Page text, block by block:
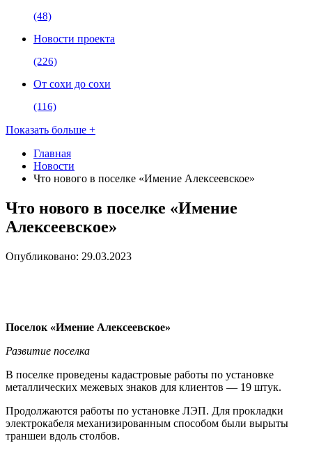
(48)
Новости проекта
(226)
От сохи до сохи
(116)
Показать больше +
Главная
Новости
Что нового в поселке «Имение Алексеевское»
Что нового в поселке «Имение
Алексеевское»
Опубликовано: 29.03.2023
Поселок «Имение Алексеевское»
Развитие поселка
В поселке проведены кадастровые работы по установке
металлических межевых знаков для клиентов — 19 штук.
Продолжаются работы по установке ЛЭП. Для прокладки
электрокабеля механизированным способом были вырыты
траншеи вдоль столбов.